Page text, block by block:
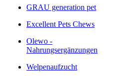
GRAU generation pet
Excellent Pets Chews
Olewo -
Nahrungsergänzungen
Welpenaufzucht